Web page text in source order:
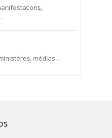
médias...